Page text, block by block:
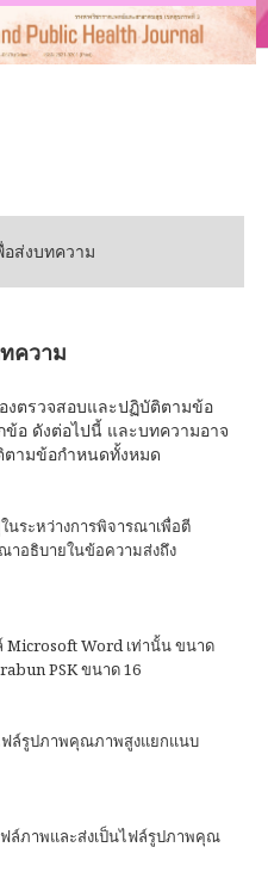
อส่งบทความ
ความ
งตรวจสอบและปฏิบัติตามข้อ
อ ดังต่อไปนี้ และบทความอาจ
ามข้อกำหนดทั้งหมด
ระหว่างการพิจารณาเพื่อตี
าอธิบายในข้อความส่งถึง
Microsoft Word เท่านั้น ขนาด
PSK ขนาด 16
ล์รูปภาพคุณภาพสูงแยกแนบ
ล์ภาพและส่งเป็นไฟล์รูปภาพคุณ